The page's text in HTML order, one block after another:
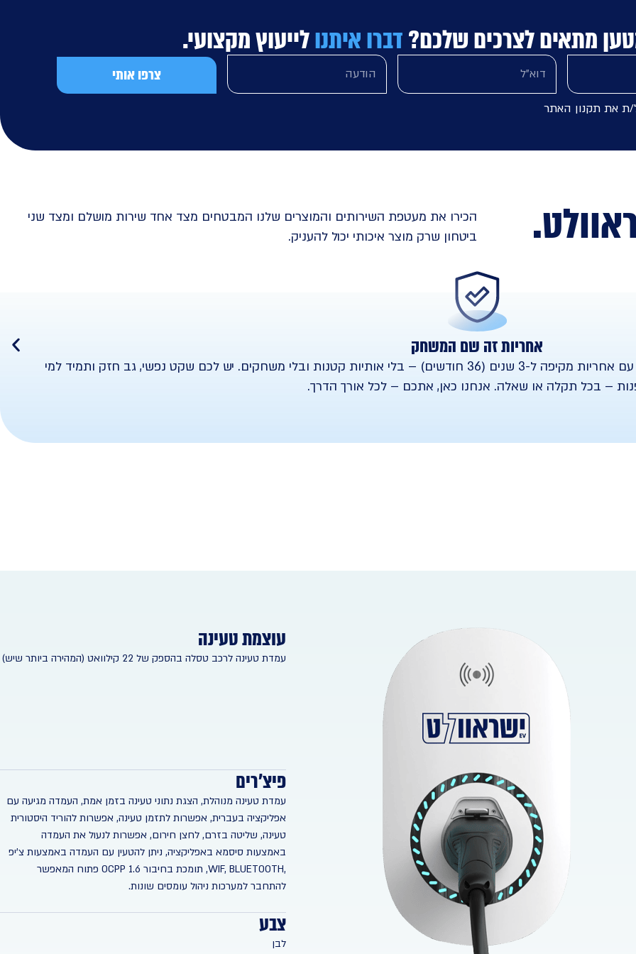
מתאים לצרכים שלכם?דברו איתנולייעוץ מקצועי.
ת את תקנון האתר
צרפו אותי
.
הכירו את מעטפת השירותים והמוצרים שלנו המבטחים מצד אחד שירות מושלם ומצד שני
ביטחון שרק מוצר איכותי יכול להעניק.
אחריות זה שם המשחק
אנחנו עומדים מאחורי המוצרים שלנו. כל עמדה מגיעה עם אחריות מקיפה ל-3 שנים (36 חודשים) – בלי אותיות קטנות ובלי משחקים. יש לכם שקט נפשי, גב חזק ותמיד למי
– בכל תקלה או שאלה. אנחנו כאן, אתכם – לכל אורך הדרך.
עוצמת טעינה
עמדת טעינה לרכב טסלה בהספק של 22 קילוואט (המהירה ביותר שיש)
פיצ'רים
עמדת טעינה מנוהלת, הצגת נתוני טעינה בזמן אמת, העמדה מגיעה עם
אפליקציה בעברית, אפשרות לתזמן טעינה, אפשרות להוריד היסטורית
טעינה, שליטה בזרם, לחצן חירום, אפשרות לנעול את העמדה
באמצעות סיסמא באפליקציה, ניתן להטעין עם העמדה באמצעות צ'יפ
,WIF, BLUETOOTH, תומכת בחיבור OCPP 1.6 פתוח המאפשר
להתחבר למערכות ניהול עומסים שונות.
צבע
לבן